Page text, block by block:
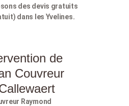
des devis gratuits
dans les Yvelines.
de
Couvreur
Raymond